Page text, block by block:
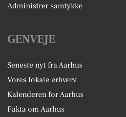
Administrer samtykke
GENVEJE
Seneste nyt fra Aarhus
Vores lokale erhverv
Kalenderen for Aarhus
Fakta om Aarhus